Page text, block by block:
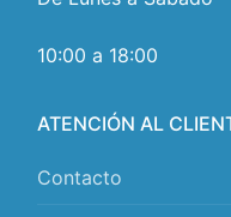
10:00 a 18:00
ATENCIÓN AL
Contacto